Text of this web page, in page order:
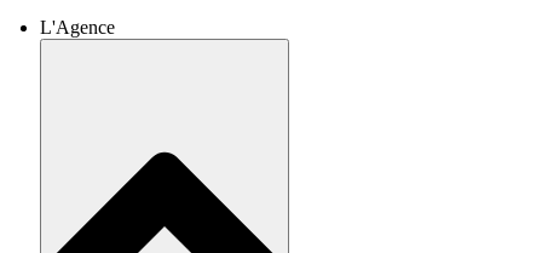
L'Agence